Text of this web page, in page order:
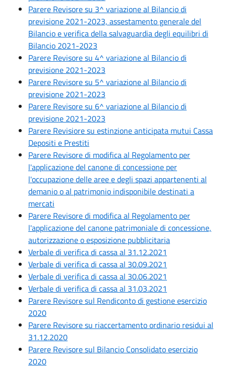
Parere Revisore su 3^ variazione al Bilancio di
previsione 2021-2023, assestamento generale del
Bilancio e verifica della salvaguardia degli equilibri di
Bilancio 2021-2023
Parere Revisore su 4^ variazione al Bilancio di
previsione 2021-2023
Parere Revisore su 5^ variazione al Bilancio di
previsione 2021-2023
Parere Revisore su 6^ variazione al Bilancio di
previsione 2021-2023
Parere Revisiore su estinzione anticipata mutui Cassa
Depositi e Prestiti
Parere Revisore di modifica al Regolamento per
l'applicazione del canone di concessione per
l'occupazione delle aree e degli spazi appartenenti al
demanio o al patrimonio indisponibile destinati a
mercati
Parere Revisore di modifica al Regolamento per
l'applicazione del canone patrimoniale di concessione,
autorizzazione o esposizione pubblicitaria
Verbale di verifica di cassa al 31.12.2021
Verbale di verifica di cassa al 30.09.2021
Verbale di verifica di cassa al 30.06.2021
Verbale di verifica di cassa al 31.03.2021
Parere Revisore sul Rendiconto di gestione esercizio
2020
Parere Revisore su riaccertamento ordinario residui al
31.12.2020
Parere Revisore sul Bilancio Consolidato esercizio
2020